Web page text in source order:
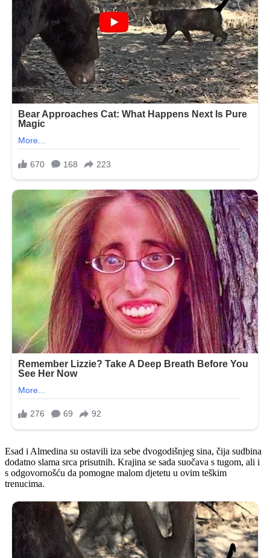
Esad i Almedina su ostavili iza sebe dvogodišnjeg sina, čija sudbina
dodatno slama srca prisutnih. Krajina se sada suočava s tugom, ali i
s odgovornošću da pomogne malom djetetu u ovim teškim
trenucima.